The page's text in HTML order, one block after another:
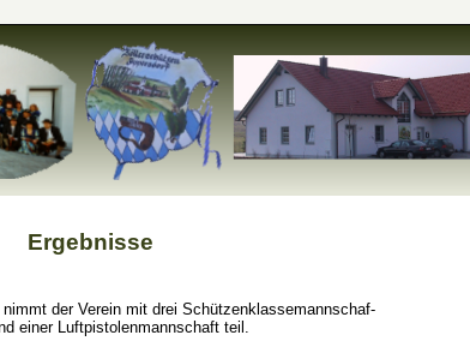
Ergebnisse
nimmt der Verein mit drei Schützenklassemannschaf-
einer Luftpistolenmannschaft teil.